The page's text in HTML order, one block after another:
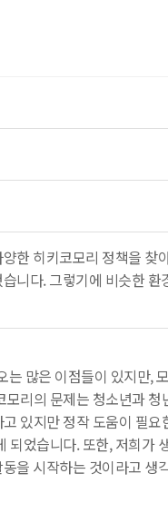
한 히키코모리 정책을 찾
니다. 그렇기에 비슷한 환
많은 이점들이 있지만,
리의 문제는 청소년과 청
있지만 정작 도움이 필요
되었습니다. 또한, 저희가
을 시작하는 것이라고 생